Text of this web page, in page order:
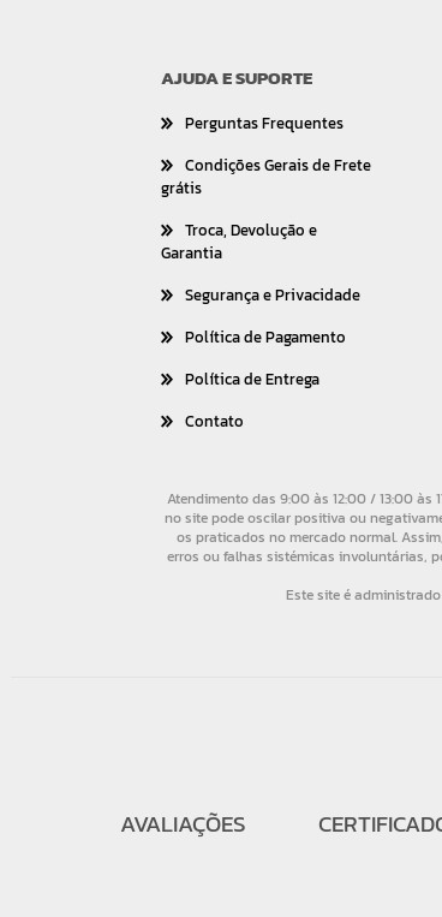
AJUDA E SUPORTE
Perguntas Frequentes
Condições Gerais de Frete
grátis
Troca, Devolução e
Garantia
Segurança e Privacidade
Política de Pagamento
Política de Entrega
Contato
AVALIAÇÕES